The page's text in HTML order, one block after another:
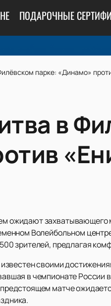
ПОДАРОЧНЫЕ
парке: «Динамо»
в
ожидают
Волейбольном
зрителей, предлагая
своими
в чемпионате России
матче